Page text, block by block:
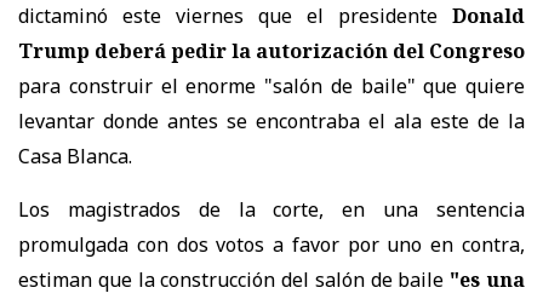
dictaminó este viernes que el presidente Donald
Trump deberá pedir la autorización del Congreso
para construir el enorme "salón de baile" que quiere
levantar donde antes se encontraba el ala este de la
Casa Blanca.
Los magistrados de la corte, en una sentencia
promulgada con dos votos a favor por uno en contra,
estiman que la construcción del salón de baile "es una